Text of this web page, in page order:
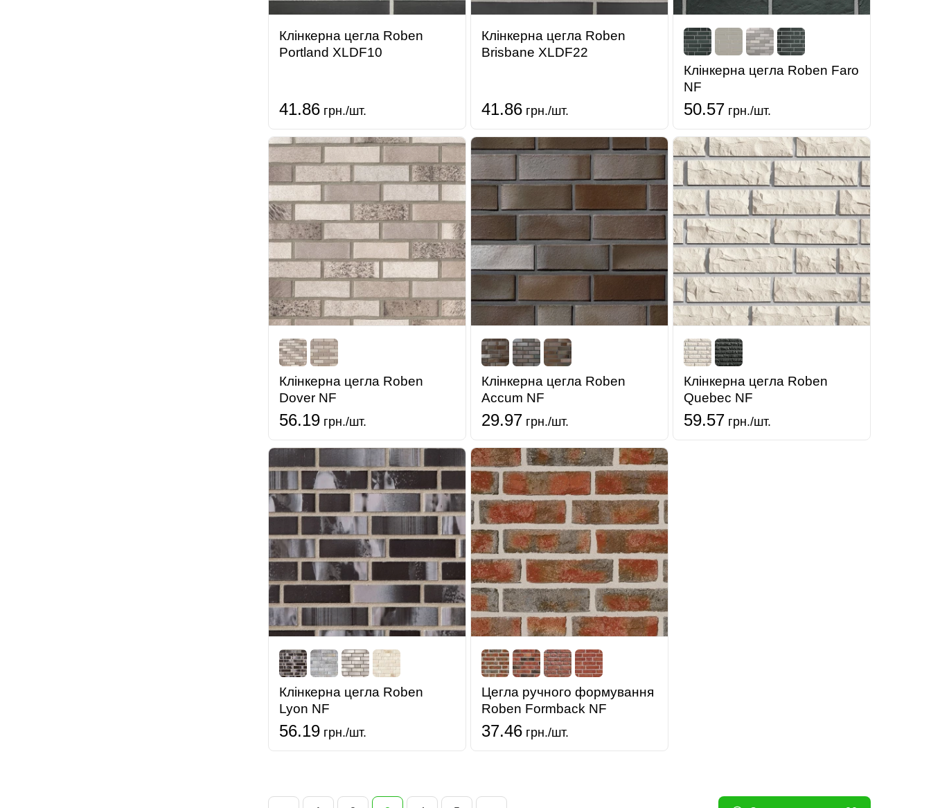
Клінкерна цегла Roben
Portland XLDF10
41.86 грн./шт.
Клінкерна цегла Roben
Brisbane XLDF22
41.86грн./шт.
Клінкерна цегла Roben Faro
NF
50.57 грн./шт.
Клінкерна цегла Roben
Dover NF
56.19 грн./шт.
Клінкерна цегла Roben
Accum NF
29.97 грн./шт.
Клінкерна цегла Roben
Quebec NF
59.57 грн./шт.
Клінкерна цегла Roben
Lyon NF
56.19 грн./шт.
Цегла ручного формування
Roben Formback NF
37.46грн./шт.